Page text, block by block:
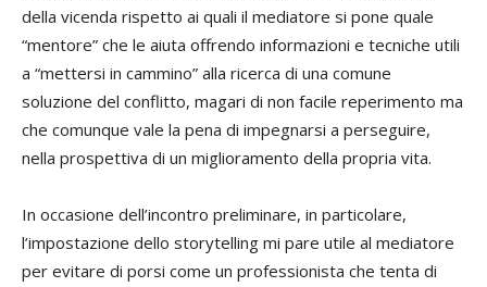
della vicenda rispetto ai quali il mediatore si pone quale
“mentore” che le aiuta offrendo informazioni e tecniche utili
a “mettersi in cammino” alla ricerca di una comune
soluzione del conflitto, magari di non facile reperimento ma
che comunque vale la pena di impegnarsi a perseguire,
nella prospettiva di un miglioramento della propria vita.
In occasione dell’incontro preliminare, in particolare,
l’impostazione dello storytelling mi pare utile al mediatore
per evitare di porsi come un professionista che tenta di